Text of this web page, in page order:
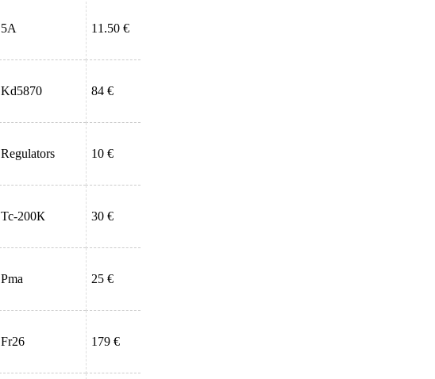
5A 11.50 €
Kd5870 84 €
Regulators 10 €
Тс-200К 30 €
Pma 25 €
Fr26 179 €